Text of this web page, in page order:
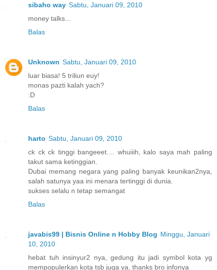
sibaho way Sabtu, Januari 09, 2010
money talks...
Balas
Unknown Sabtu, Januari 09, 2010
luar biasa! 5 triliun euy!
monas pazti kalah yach?
:D
Balas
harto Sabtu, Januari 09, 2010
ck ck ck tinggi bangeeet.... whuiiih, kalo saya mah paling
takut sama ketinggian.
Dubai memang negara yang paling banyak keunikan2nya,
salah satunya yaa ini menara tertinggi di dunia.
sukses selalu n tetap semangat
Balas
javabis99 | Bisnis Online n Hobby Blog Minggu, Januari
10, 2010
hebat tuh insinyur2 nya, gedung itu jadi symbol kota yg
mempopulerkan kota tsb juga ya, thanks bro infonya